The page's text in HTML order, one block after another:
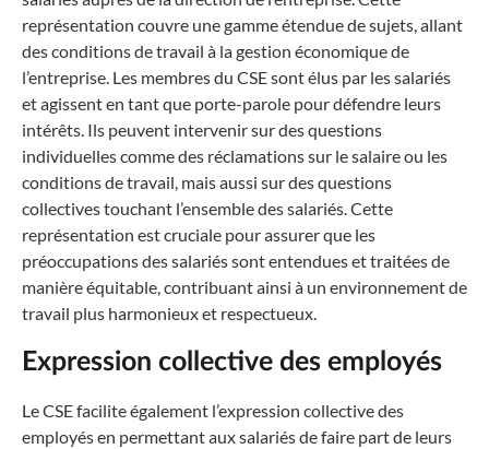
représentation couvre une gamme étendue de sujets, allant
des conditions de travail à la gestion économique de
l’entreprise. Les membres du CSE sont élus par les salariés
et agissent en tant que porte-parole pour défendre leurs
intérêts. Ils peuvent intervenir sur des questions
individuelles comme des réclamations sur le salaire ou les
conditions de travail, mais aussi sur des questions
collectives touchant l’ensemble des salariés. Cette
représentation est cruciale pour assurer que les
préoccupations des salariés sont entendues et traitées de
manière équitable, contribuant ainsi à un environnement de
travail plus harmonieux et respectueux.
Expression collective des employés
Le CSE facilite également l’expression collective des
employés en permettant aux salariés de faire part de leurs